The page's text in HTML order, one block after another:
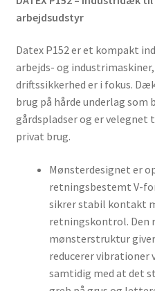
arbejdsudstyr
Datex P152 er et kompakt
arbejds- og
driftssikkerhed er i fokus.
brug på hårde underlag
gårdspladser og er velegnet
privat brug.
Mønsterdesignet er
retningsbestemt V-
sikrer stabil kontakt
retningskontrol.
mønsterstruktur
reducerer vibrationer
samtidig med at det